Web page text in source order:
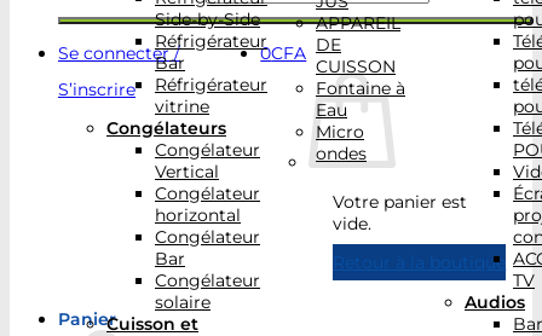
Se connecter /
S’inscrire
0CFA
Votre panier est
vide.
Retour à la boutique
Panier
Side-by-Side
Réfrigérateur
Bar
Réfrigérateur
vitrine
Congélateurs
Congélateur
Vertical
Congélateur
horizontal
Congélateur
Bar
Congélateur
solaire
Cuisson et
APPAREIL
DE
CUISSON
Fontaine à
Eau
Micro
ondes
TV
Audios